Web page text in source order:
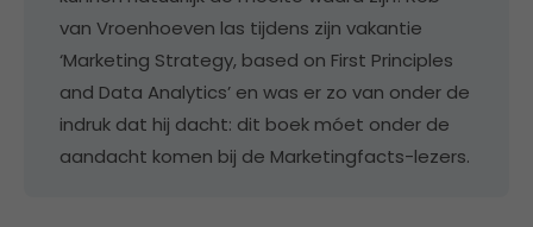
van Vroenhoeven las tijdens zijn vakantie
‘Marketing Strategy, based on First Principles
and Data Analytics’ en was er zo van onder de
indruk dat hij dacht: dit boek móet onder de
aandacht komen bij de Marketingfacts-lezers.